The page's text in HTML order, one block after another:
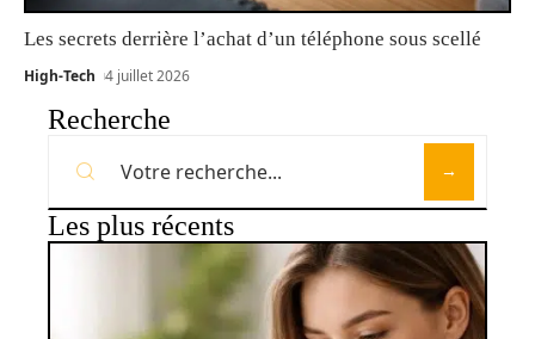
Les secrets derrière l’achat d’un téléphone sous scellé
High-Tech 4 juillet 2026
Recherche
Les plus récents